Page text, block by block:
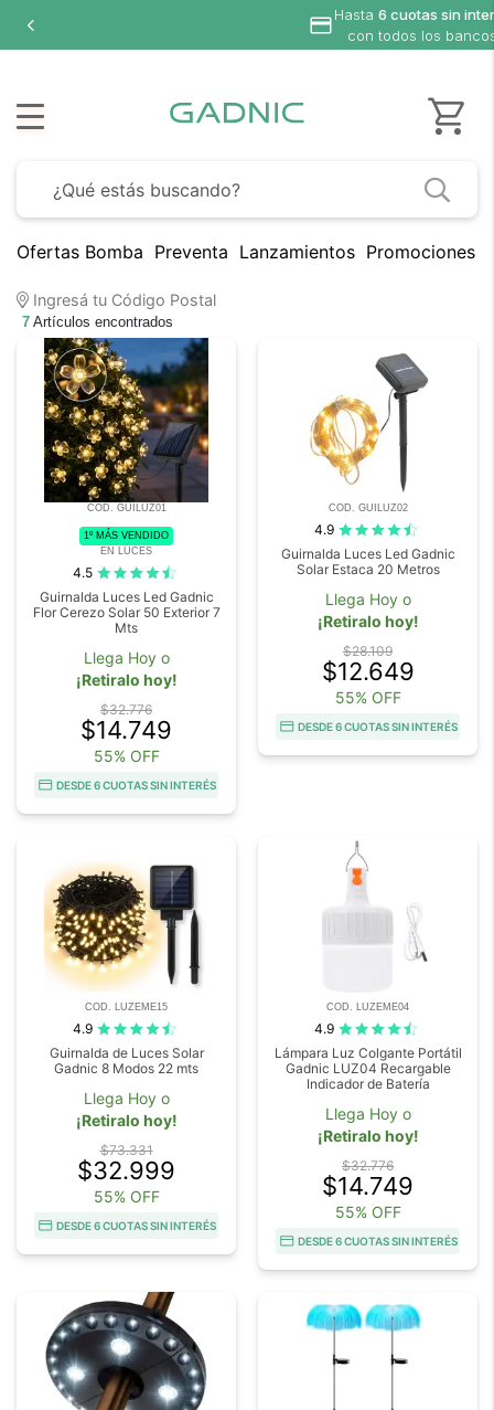
Hasta 6 cuotas sin
con todos los
Ofertas Bomba Preventa Lanzamientos Promociones
Ingresá tu Código Postal
7 Artículos encontrados
COD. GUILUZ01
1º MÁS VENDIDO
EN LUCES
4.5
Guirnalda Luces Led Gadnic
Flor Cerezo Solar 50 Exterior 7
Mts
Llega Hoy o
¡Retiralo hoy!
$32.776
$14.749
55% OFF
DESDE 6 CUOTAS SIN INTERÉS
COD. GUILUZ02
4.9
Guirnalda Luces Led Gadnic
Solar Estaca 20 Metros
Llega Hoy o
¡Retiralo hoy!
$28.109
$12.649
55% OFF
DESDE 6 CUOTAS SIN INTERÉS
COD. LUZEME15
4.9
Guirnalda de Luces Solar
Gadnic 8 Modos 22 mts
Llega Hoy o
¡Retiralo hoy!
$73.331
$32.999
55% OFF
DESDE 6 CUOTAS SIN INTERÉS
COD. LUZEME04
4.9
Lámpara Luz Colgante Portátil
Gadnic LUZ04 Recargable
Indicador de Batería
Llega Hoy o
¡Retiralo hoy!
$32.776
$14.749
55% OFF
DESDE 6 CUOTAS SIN INTERÉS